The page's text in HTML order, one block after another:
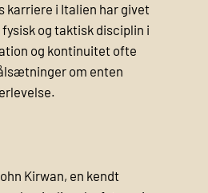
karriere i Italien har givet
og taktisk disciplin i
og kontinuitet ofte
om enten
Kirwan, en kendt